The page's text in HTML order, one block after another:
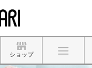
ショップ